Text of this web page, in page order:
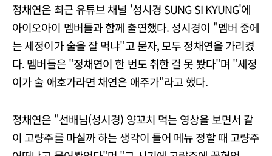
정채연은 최근 유튜브 채널 '성시경 SUNG SI KYUNG'에
아이오아이 멤버들과 함께 출연했다. 성시경이 "멤버 중에
는 세정이가 술을 잘 먹냐"고 묻자, 모두 정채연을 가리켰
다. 멤버들은 "정채연이 한 번도 취한 걸 못 봤다"며 "세정
이가 술 애호가라면 채연은 애주가"라고 했다.
정채연은 "선배님(성시경) 양꼬치 먹는 영상을 보면서 같
이 고량주를 마실까 하는 생각이 들어 메뉴 정할 때 고량주